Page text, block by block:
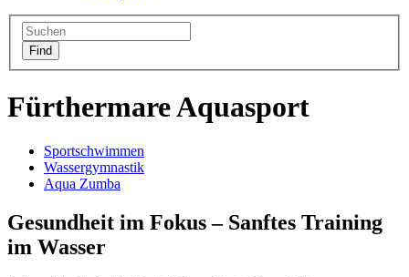
Fürthermare Aquasport
Sportschwimmen
Wassergymnastik
Aqua Zumba
Gesundheit im Fokus – Sanftes Training
im Wasser